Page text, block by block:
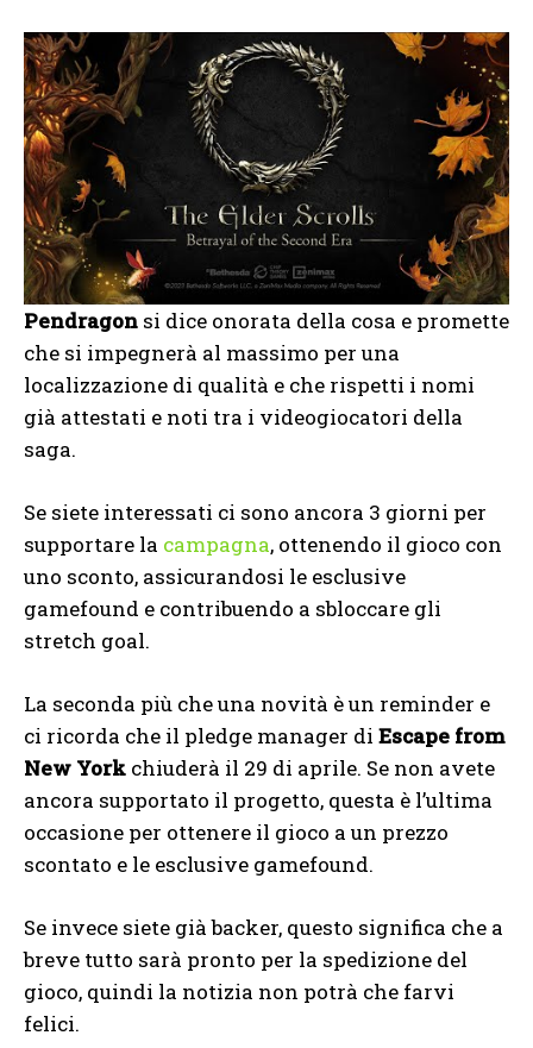
Pendragon si dice onorata della cosa e promette
che si impegnerà al massimo per una
localizzazione di qualità e che rispetti i nomi
già attestati e noti tra i videogiocatori della
saga.
Se siete interessati ci sono ancora 3 giorni per
supportare la campagna, ottenendo il gioco con
uno sconto, assicurandosi le esclusive
gamefound e contribuendo a sbloccare gli
stretch goal.
La seconda più che una novità è un reminder e
ci ricorda che il pledge manager di Escape from
New York chiuderà il 29 di aprile. Se non avete
ancora supportato il progetto, questa è l’ultima
occasione per ottenere il gioco a un prezzo
scontato e le esclusive gamefound.
Se invece siete già backer, questo significa che a
breve tutto sarà pronto per la spedizione del
gioco, quindi la notizia non potrà che farvi
felici.